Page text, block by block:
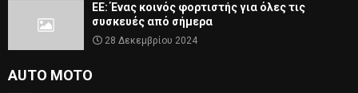
ΕΕ: Ένας κοινός φορτιστής για όλες τις
συσκευές από σήμερα
28 Δεκεμβρίου 2024
AUTO MOTO